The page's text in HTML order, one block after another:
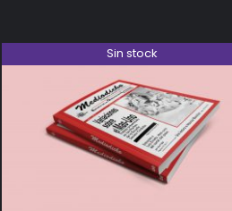
Sin stock
DETALLES